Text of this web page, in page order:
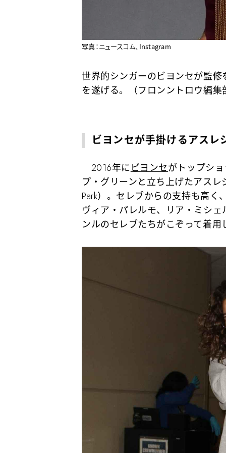
写真：ニュースコム、Instagram
世界的シンガーのビヨンセが監
を遂げる。（フロンントロウ編集
ビヨンセが手掛けるアスレ
2016年にビヨンセがトップシ
プ・グリーンと立ち上げたアス
Park）。セレブからの支持も高
ヴィア・パレルモ、リア・ミシ
ンルのセレブたちがこぞって着用